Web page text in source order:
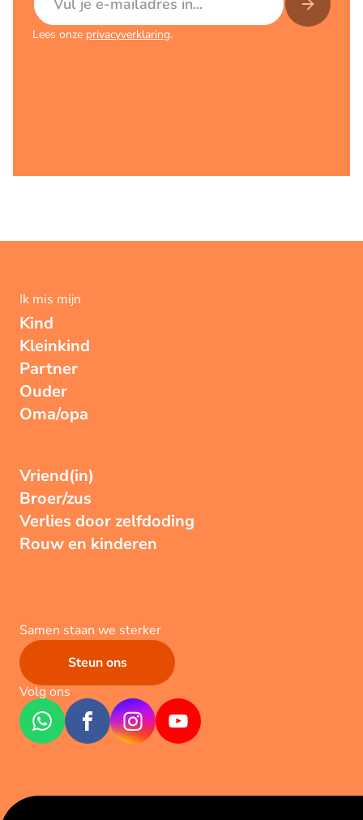
Lees onze privacyverklaring.
Ik mis mijn
Kind
Kleinkind
Partner
Ouder
Oma/opa
Vriend(in)
Broer/zus
Verlies door zelfdoding
Rouw en kinderen
Samen staan we sterker
Steun ons
Volg ons